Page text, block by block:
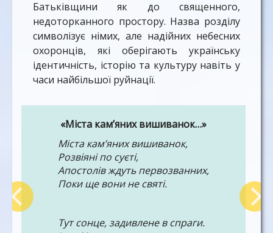
Батьківщини як до священного,
недоторканного простору. Назва розділу
символізує німих, але надійних небесних
охоронців, які оберігають українську
ідентичність, історію та культуру навіть у
часи найбільшої руйнації.
«Міста кам’яних вишиванок…»
Міста кам’яних вишиванок,
Розвіяні по суєті,
Апостолів ждуть первозванних,
Поки ще вони не святі.
Тут сонце, задивлене в спраги.